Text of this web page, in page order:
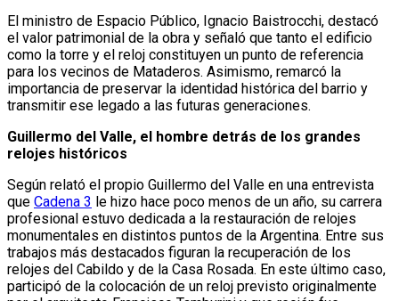
El ministro de Espacio Público, Ignacio Baistrocchi, destacó
el valor patrimonial de la obra y señaló que tanto el edificio
como la torre y el reloj constituyen un punto de referencia
para los vecinos de Mataderos. Asimismo, remarcó la
importancia de preservar la identidad histórica del barrio y
transmitir ese legado a las futuras generaciones.
Guillermo del Valle, el hombre detrás de los grandes
relojes históricos
Según relató el propio Guillermo del Valle en una entrevista
que Cadena 3 le hizo hace poco menos de un año, su carrera
profesional estuvo dedicada a la restauración de relojes
monumentales en distintos puntos de la Argentina. Entre sus
trabajos más destacados figuran la recuperación de los
relojes del Cabildo y de la Casa Rosada. En este último caso,
participó de la colocación de un reloj previsto originalmente